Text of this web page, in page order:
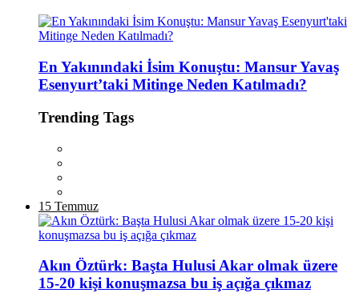
En Yakınındaki İsim Konuştu: Mansur Yavaş
Esenyurt’taki Mitinge Neden Katılmadı?
Trending Tags
15 Temmuz
Akın Öztürk: Başta Hulusi Akar olmak üzere
15-20 kişi konuşmazsa bu iş açığa çıkmaz